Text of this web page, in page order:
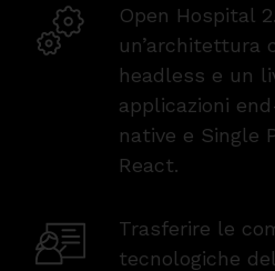
Open Hospital
un’architettura
headless e un
applicazioni
native e Single
React.
Trasferire le
tecnologiche